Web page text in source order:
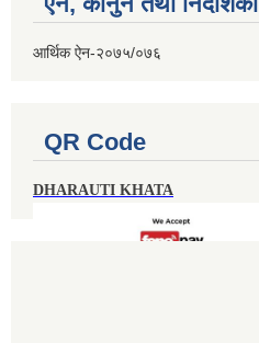
आर्थिक ऐन-२०७५/०७६
QR Code
DHARAUTI KHATA